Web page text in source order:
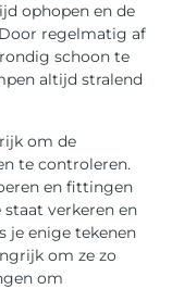
ophopen en de
regelmatig af
schoon te
altijd stralend
om de
te controleren.
en fittingen
verkeren en
je enige tekenen
om ze zo
om